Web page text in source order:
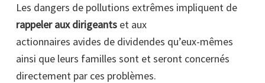
Les dangers de pollutions extrêmes impliquent de
rappeler aux dirigeants et aux
actionnaires avides de dividendes qu’eux-mêmes
ainsi que leurs familles sont et seront concernés
directement par ces problèmes.